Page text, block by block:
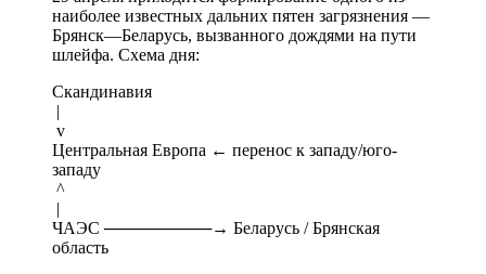
наиболее известных дальних пятен загрязнения —
Брянск—Беларусь, вызванного дождями на пути
шлейфа. Схема дня:
Скандинавия
|
v
Центральная Европа ← перенос к западу/юго-
западу
^
|
ЧАЭС ─────────→ Беларусь / Брянская
область